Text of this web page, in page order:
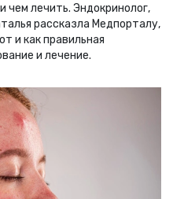
чем лечить. Эндокринолог,
рассказла Медпорталу,
и как правильная
и лечение.